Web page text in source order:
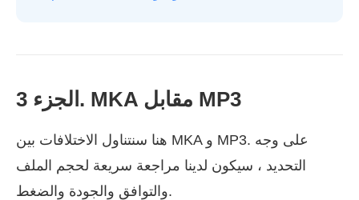
الجزء 3. MKA مقابل MP3
هنا سنتناول الاختلافات بين MKA و MP3. على وجه
التحديد ، سيكون لدينا مراجعة سريعة لحجم الملف
والتوافق والجودة والضغط.